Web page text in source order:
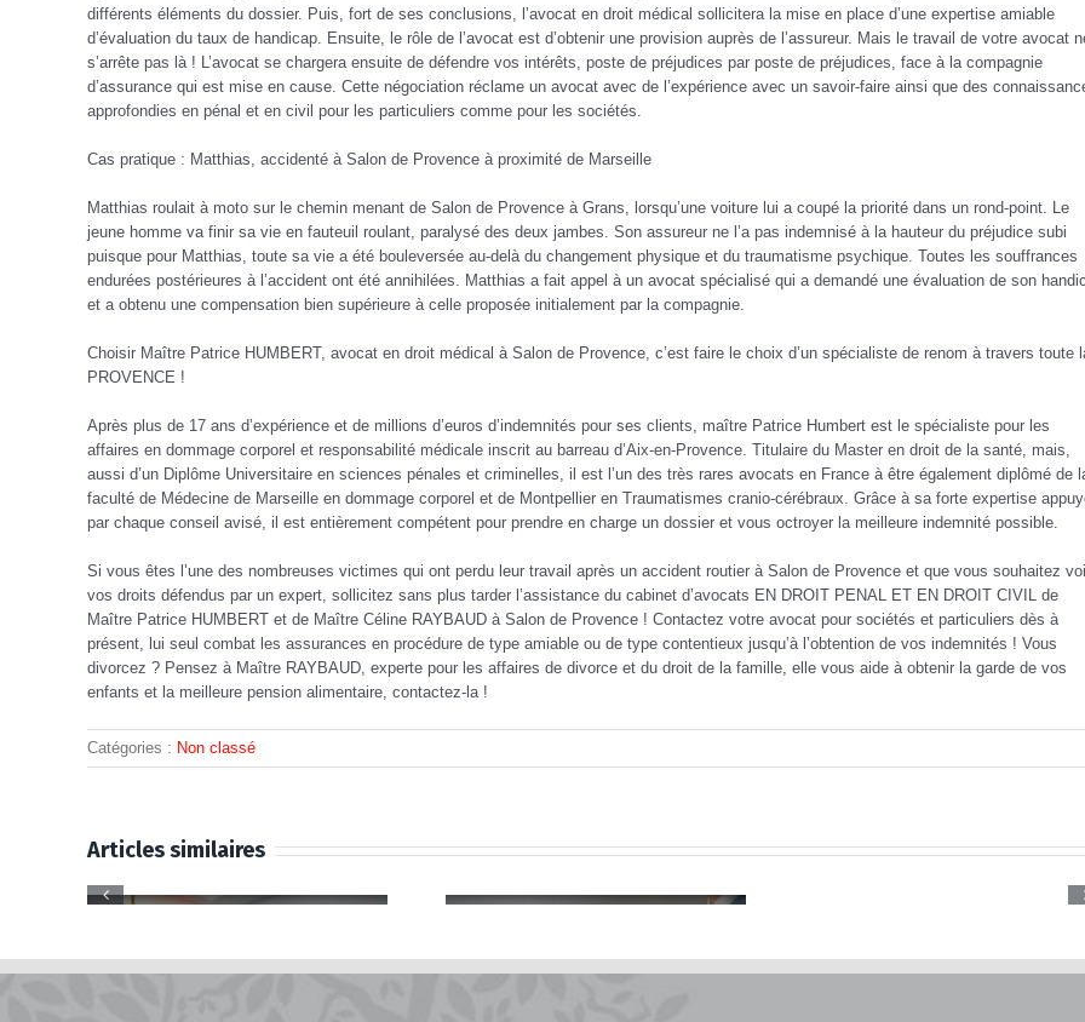
différents éléments du dossier. Puis, fort de ses conclusions, l’avocat en droit médical sollicitera la mise en place d’une expertise amiable
d’évaluation du taux de handicap. Ensuite, le rôle de l’avocat est d’obtenir une provision auprès de l’assureur. Mais le travail de votre avocat
s’arrête pas là ! L’avocat se chargera ensuite de défendre vos intérêts, poste de préjudices par poste de préjudices, face à la compagnie
d’assurance qui est mise en cause. Cette négociation réclame un avocat avec de l’expérience avec un savoir-faire ainsi que des
approfondies en pénal et en civil pour les particuliers comme pour les sociétés.
Cas pratique : Matthias, accidenté à Salon de Provence à proximité de Marseille
Matthias roulait à moto sur le chemin menant de Salon de Provence à Grans, lorsqu’une voiture lui a coupé la priorité dans un rond-point. Le
jeune homme va finir sa vie en fauteuil roulant, paralysé des deux jambes. Son assureur ne l’a pas indemnisé à la hauteur du préjudice subi
puisque pour Matthias, toute sa vie a été bouleversée au-delà du changement physique et du traumatisme psychique. Toutes les souffrances
endurées postérieures à l’accident ont été annihilées. Matthias a fait appel à un avocat spécialisé qui a demandé une évaluation de son
et a obtenu une compensation bien supérieure à celle proposée initialement par la compagnie.
Choisir Maître Patrice HUMBERT, avocat en droit médical à Salon de Provence, c’est faire le choix d’un spécialiste de renom à travers toute
PROVENCE !
Après plus de 17 ans d’expérience et de millions d’euros d’indemnités pour ses clients, maître Patrice Humbert est le spécialiste pour les
affaires en dommage corporel et responsabilité médicale inscrit au barreau d’Aix-en-Provence. Titulaire du Master en droit de la santé, mais,
aussi d’un Diplôme Universitaire en sciences pénales et criminelles, il est l’un des très rares avocats en France à être également diplômé de
faculté de Médecine de Marseille en dommage corporel et de Montpellier en Traumatismes cranio-cérébraux. Grâce à sa forte expertise
par chaque conseil avisé, il est entièrement compétent pour prendre en charge un dossier et vous octroyer la meilleure indemnité possible.
Si vous êtes l’une des nombreuses victimes qui ont perdu leur travail après un accident routier à Salon de Provence et que vous souhaitez
vos droits défendus par un expert, sollicitez sans plus tarder l’assistance du cabinet d’avocats EN DROIT PENAL ET EN DROIT CIVIL de
Maître Patrice HUMBERT et de Maître Céline RAYBAUD à Salon de Provence ! Contactez votre avocat pour sociétés et particuliers dès à
présent, lui seul combat les assurances en procédure de type amiable ou de type contentieux jusqu’à l’obtention de vos indemnités ! Vous
divorcez ? Pensez à Maître RAYBAUD, experte pour les affaires de divorce et du droit de la famille, elle vous aide à obtenir la garde de vos
enfants et la meilleure pension alimentaire, contactez-la !
Catégories : Non classé
Articles similaires
accident de la
du
: